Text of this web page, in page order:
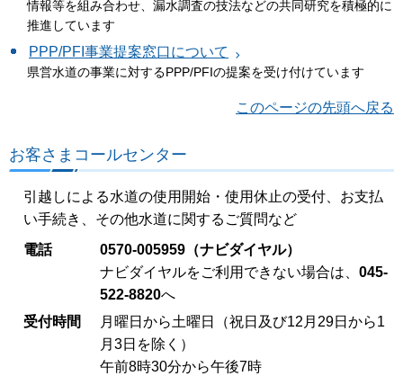
情報等を組み合わせ、漏水調査の技法などの共同研究を積極的に
推進しています
PPP/PFI事業提案窓口について
県営水道の事業に対するPPP/PFIの提案を受け付けています
このページの先頭へ戻る
お客さまコールセンター
引越しによる水道の使用開始・使用休止の受付、お支払
い手続き、その他水道に関するご質問など
電話
0570-005959（ナビダイヤル）
ナビダイヤルをご利用できない場合は、 045-
522-8820へ
受付時間
月曜日から土曜日（祝日及び12月29日から1
月3日を除く）
午前8時30分から午後7時